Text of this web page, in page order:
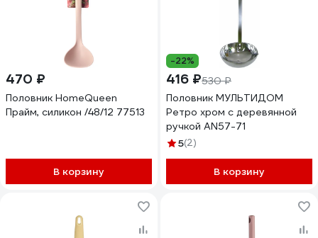
470 ₽
Половник HomeQueen
Прайм, силикон /48/12 77513
В корзину
-22%
416 ₽530 ₽
Половник МУЛЬТИДОМ
Ретро хром с деревянной
ручкой AN57-71
5(2)
В корзину